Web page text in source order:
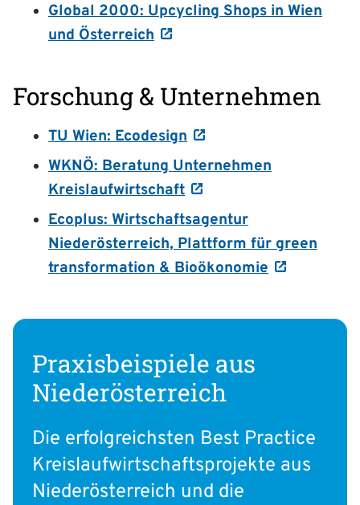
Global 2000: Upcycling Shops in Wien
und Österreich
Forschung & Unternehmen
TU Wien: Ecodesign
WKNÖ: Beratung Unternehmen
Kreislaufwirtschaft
Ecoplus: Wirtschaftsagentur
Niederösterreich, Plattform für green
transformation & Bioökonomie
Praxisbeispiele aus
Niederösterreich
Die erfolgreichsten Best Practice
Kreislaufwirtschaftsprojekte aus
Niederösterreich und die